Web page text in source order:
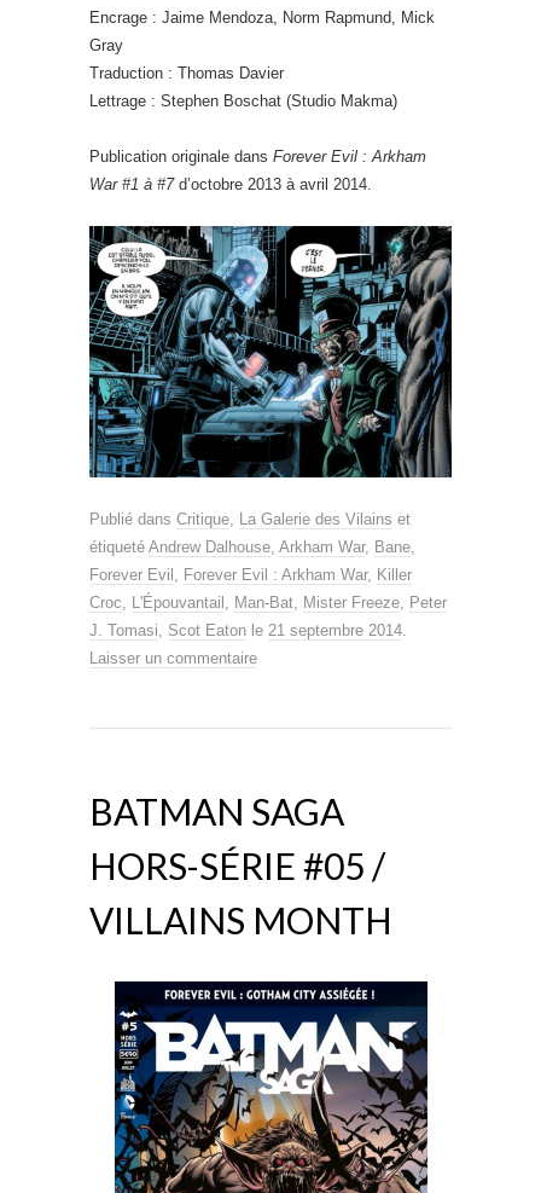
Encrage : Jaime Mendoza, Norm Rapmund, Mick
Gray
Traduction : Thomas Davier
Lettrage : Stephen Boschat (Studio Makma)
Publication originale dans Forever Evil : Arkham
War #1 à #7d’octobre 2013 à avril 2014.
Publié dans Critique La Galerie des Vilains et
étiqueté Andrew Dalhouse Arkham War, Bane
Forever Evil
Forever Evil : Arkham War, Killer
Croc
L'Épouvantail Man-Bat Mister Freeze
Peter
J. Tomasi
Scot Eaton le 21 septembre 2014
Laisser un commentaire
BATMAN SAGA
HORS-SÉRIE #05 /
VILLAINS MONTH